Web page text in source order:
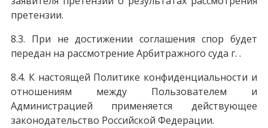
претензии.
8.3. При не достижении соглашения спор будет
передан на рассмотрение Арбитражного суда г. .
8.4. К настоящей Политике конфиденциальности и
отношениям между Пользователем и
Администрацией применяется действующее
законодательство Российской Федерации.